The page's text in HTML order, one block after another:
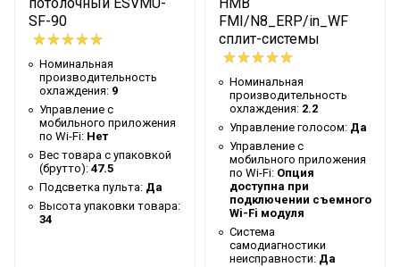
Гарантийный документ
Гарантийный талон
Глубина упаковки товара
83
Макс. расход воздуха
780
Ширина упаковки товара
111
Бренд
Electrolux
Тип блока
Напольно-потолочный
Гарантийный срок
3 года
Серия
ESVMU-SF
SF-90
Номинальная
производительность
охлаждения: 9
Управление c
мобильного приложения
по Wi-Fi: Нет
Вес товара с упаковкой
(брутто): 47.5
Подсветка пульта: Да
Высота упаковки товара:
34
FMI/N8_ERP/in_WF
сплит-системы
Номинальная
производительность
охлаждения: 2.2
Управление голосом: Да
Управление c
мобильного приложения
по Wi-Fi: Опция
доступна при
подключении съемного
Wi-Fi модуля
Система
самодиагностики
неисправности: Да